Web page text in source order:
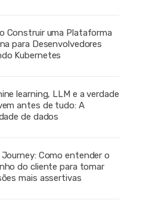
Construir uma Plataforma
para Desenvolvedores
Kubernetes
learning, LLM e a verdade
antes de tudo: A
de dados
Journey: Como entender o
do cliente para tomar
mais assertivas